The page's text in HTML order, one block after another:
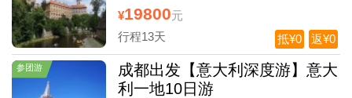
¥19800元
行程13天
返¥0
抵¥0
参团游
成都出发【意大利深度游】意大
利一地10日游